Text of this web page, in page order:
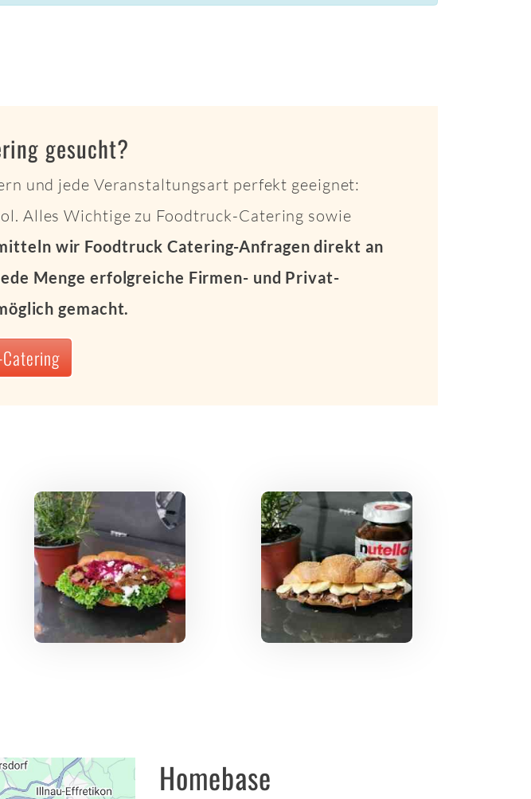
gesucht?
und jede Veranstaltungsart perfekt geeignet:
Alles Wichtige zu Foodtruck-Catering sowie
wir Foodtruck Catering-Anfragen direkt an
Menge erfolgreiche Firmen- und Privat-
gemacht.
Homebase